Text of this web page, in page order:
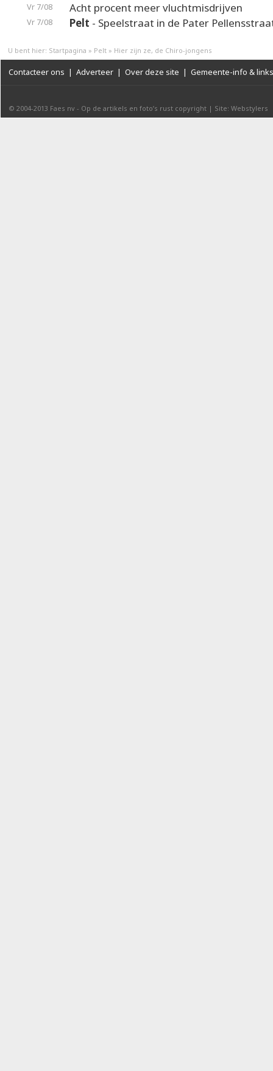
Vr 7/08 Acht procent meer vluchtmisdrijven
Vr 7/08 Pelt - Speelstraat in de Pater
U bent hier: Startpagina » Pelt » Hier zijn ze, de Chiro-jongens
Contacteer ons | Adverteer | Over deze site | Gemeente-info & links
© 2004-2013 Faes nv - Op de artikels en foto’s rust copyright | Site: Webstylers